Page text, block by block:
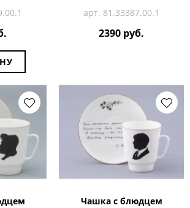
арт. 81.33387.00.1
2390 руб.
Чашка с блюдцем